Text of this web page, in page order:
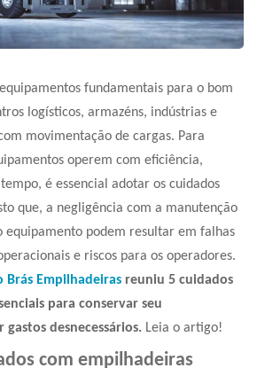
fundamentais para o bom
logísticos, armazéns, indústrias e
movimentação de cargas. Para
operem com eficiência,
é essencial adotar os cuidados
que, a negligência com a manutenção
equipamento podem resultar em falhas
e riscos para os operadores.
Brás Empilhadeiras reuniu 5 cuidados
para conservar seu
desnecessários. Leia o artigo!
com empilhadeiras